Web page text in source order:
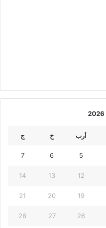
أرب خ ج
5
6
7
12
13
14
19
20
21
26
27
28